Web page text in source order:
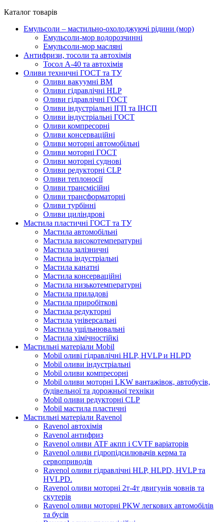
Каталог товарів
Емульсоли – мастильно-охолоджуючі рідини (мор)
Емульсоли-мор водорозчинні
Емульсоли-мор масляні
Антифризи, тосоли та автохімія
Тосол А-40 та автохімія
Оливи техничні ГОСТ та ТУ
Оливи вакуумні ВМ
Оливи гідравлічні HLP
Оливи гідравлічні ГОСТ
Оливи індустріальні ІГП та ІНСП
Оливи індустріальні ГОСТ
Оливи компресорні
Оливи консерваційні
Оливи моторні автомобільні
Оливи моторні ГОСТ
Оливи моторні суднові
Оливи редукторні CLP
Оливи теплоносії
Оливи трансмісійні
Оливи трансформаторні
Оливи турбінні
Оливи циліндрові
Мастила пластичні ГОСТ та ТУ
Мастила автомобільні
Мастила високотемпературні
Мастила залізничні
Мастила індустріальні
Мастила канатні
Мастила консерваційні
Мастила низькотемпературні
Мастила приладові
Мастила приробіткові
Мастила редукторні
Мастила універсальні
Мастила ущільнювальні
Мастила хімічностійкі
Мастильні матеріали Mobil
Mobil оливі гідравлічні HLP, HVLP и HLPD
Mobil оливи індустріальні
Mobil оливи компресорні
Mobil оливи моторні LKW вантажівок, автобусів,
будівельної та дорожньої техніки
Mobil оливи редукторні CLP
Mobil мастила пластичні
Мастильні матеріали Ravenol
Ravenol автохімія
Ravenol антифриз
Ravenol оливи ATF акпп і CVTF варіаторів
Ravenol оливи гідропідсилювачів керма та
сервоприводів
Ravenol оливи гідравлічні HLP, HLPD, HVLP та
HVLPD.
Ravenol оливи моторні 2т-4т двигунів човнів та
скутерів
Ravenol оливи моторні PKW легкових автомобілів
та бусів